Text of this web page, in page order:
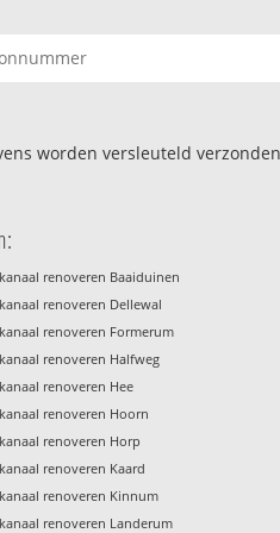
worden versleuteld
renoveren Baaiduinen
renoveren Dellewal
renoveren Formerum
renoveren Halfweg
renoveren Hee
renoveren Hoorn
renoveren Horp
renoveren Kaard
renoveren Kinnum
renoveren Landerum